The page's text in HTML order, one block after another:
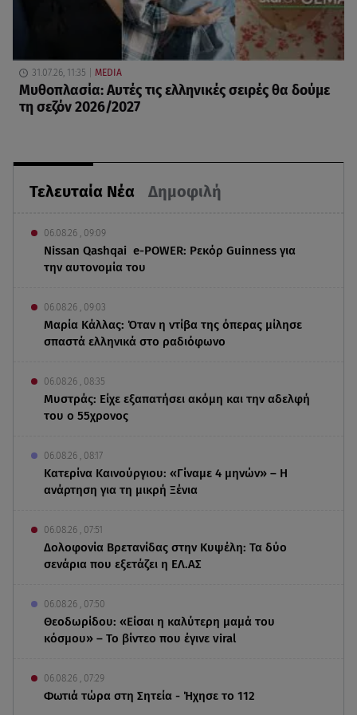
Τελευταία Νέα Δημοφιλή
06.08.26 , 09:09
Nissan Qashqai e-POWER: Ρεκόρ Guinness για
την αυτονομία του
06.08.26 , 09:03
Μαρία Κάλλας: Όταν η ντίβα της όπερας μίλησε
σπαστά ελληνικά στο ραδιόφωνο
06.08.26 , 08:35
Μυστράς: Είχε εξαπατήσει ακόμη και την αδελφή
του ο 55χρονος
06.08.26 , 08:17
Κατερίνα Καινούργιου: «Γίναμε 4 μηνών» – Η
ανάρτηση για τη μικρή Ξένια
06.08.26 , 07:51
Δολοφονία Βρετανίδας στην Κυψέλη: Τα δύο
σενάρια που εξετάζει η ΕΛ.ΑΣ
06.08.26 , 07:50
Θεοδωρίδου: «Είσαι η καλύτερη μαμά του
κόσμου» – Το βίντεο που έγινε viral
06.08.26 , 07:29
Φωτιά τώρα στη Σητεία - Ήχησε το 112
31.07.26, 11:35 MEDIA
Μυθοπλασία: Αυτές τις ελληνικές σειρές θα δούμε
τη σεζόν 2026/2027